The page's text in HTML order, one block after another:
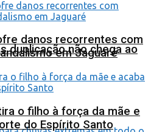
duplicação não chega ao
danos recorrentes com
em Jaguaré
o filho à força da mãe e
do Espírito Santo